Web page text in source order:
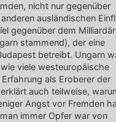
nicht nur gegenüber
ausländischen
gegenüber dem Milliardär
stammend), der eine
betreibt. Ungarn
viele westeuropäische
Erfahrung als Eroberer der
auch teilweise,
Angst vor Fremden
immer Opfer war von